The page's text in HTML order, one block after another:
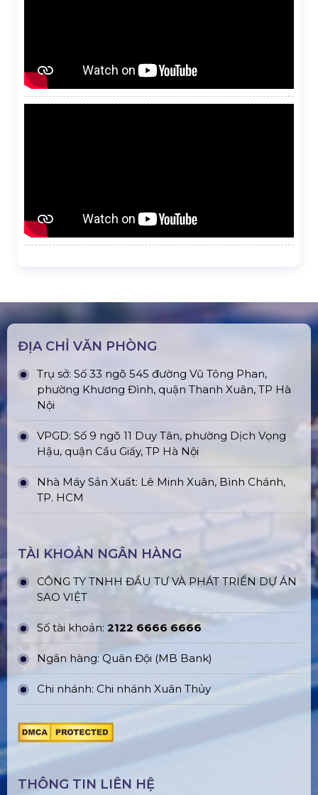
ĐỊA CHỈ VĂN PHÒNG
Trụ sở: Số 33 ngõ 545 đường Vũ Tông Phan,
phường Khương Đình, quận Thanh Xuân, TP Hà
Nội
VPGD: Số 9 ngõ 11 Duy Tân, phường Dịch Vọng
Hậu, quận Cầu Giấy, TP Hà Nội
Nhà Máy Sản Xuất: Lê Minh Xuân, Bình Chánh,
TP. HCM
TÀI KHOẢN NGÂN HÀNG
CÔNG TY TNHH ĐẦU TƯ VÀ PHÁT TRIỂN DỰ ÁN
SAO VIỆT
Số tài khoản: 2122 6666 6666
Ngân hàng: Quân Đội (MB Bank)
Chi nhánh: Chi nhánh Xuân Thủy
THÔNG TIN LIÊN HỆ